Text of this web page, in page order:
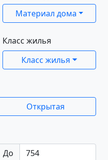
Материал дома
Класс жилья
Класс жилья
Открытая
До